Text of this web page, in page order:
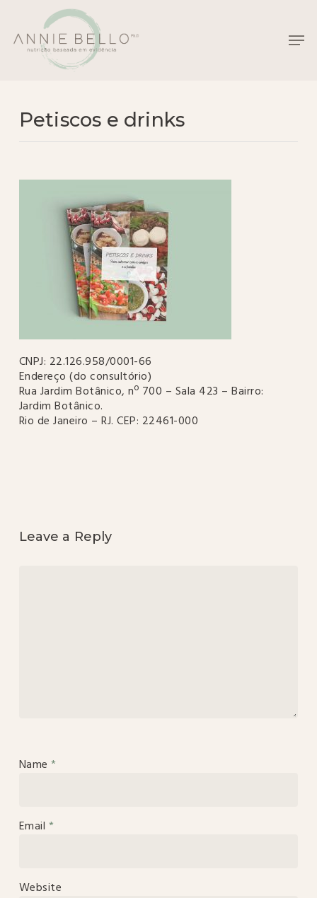
main
content
Petiscos e drinks
CNPJ: 22.126.958/0001-66
Endereço (do consultório)
Rua Jardim Botânico, nº 700 – Sala 423 – Bairro:
Jardim Botânico.
Rio de Janeiro – RJ. CEP: 22461-000
Leave a Reply
Name*
Email *
Website